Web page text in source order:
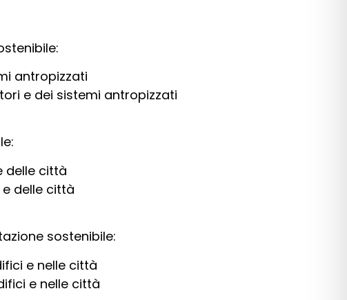
antropizzati
e dei sistemi antropizzati
delle città
delle città
sostenibile:
e nelle città
e nelle città